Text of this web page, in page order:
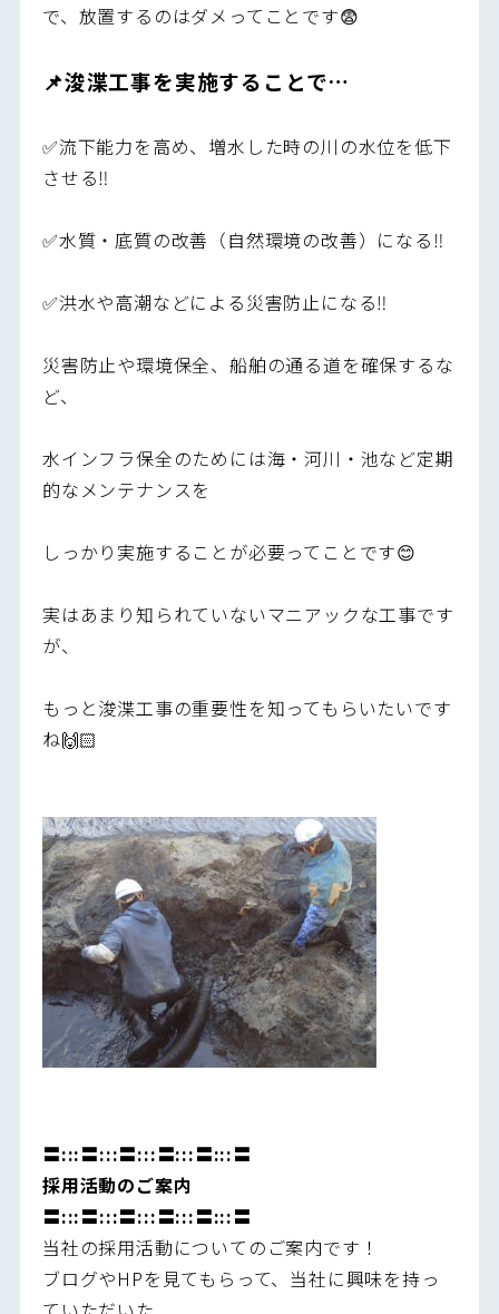
で、放置するのはダメってことです😨
📌浚渫工事を実施することで…
✅流下能力を高め、増水した時の川の水位を低下
させる‼️
✅水質・底質の改善（自然環境の改善）になる‼️
✅洪水や高潮などによる災害防止になる‼️
災害防止や環境保全、船舶の通る道を確保するな
ど、
水インフラ保全のためには海・河川・池など定期
的なメンテナンスを
しっかり実施することが必要ってことです😊
実はあまり知られていないマニアックな工事です
が、
もっと浚渫工事の重要性を知ってもらいたいです
ね🙌🏻
〓:::〓:::〓:::〓:::〓:::〓
採用活動のご案内
〓:::〓:::〓:::〓:::〓:::〓
当社の採用活動についてのご案内です！
ブログやHPを見てもらって、当社に興味を持っ